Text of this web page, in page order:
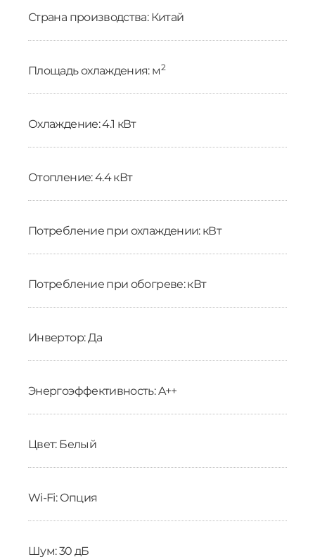
Страна производства: Китай
Площадь охлаждения: м2
Охлаждение: 4.1 кВт
Отопление: 4.4 кВт
Потребление при охлаждении: кВт
Потребление при обогреве: кВт
Инвертор: Да
Энергоэффективность: A++
Цвет: Белый
Wi-Fi: Опция
Шум: 30 дБ